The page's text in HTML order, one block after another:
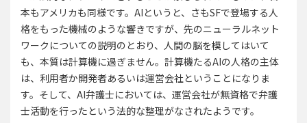
本もアメリカも同様です。AIというと、さもSFで登場する人
格をもった機械のような響きですが、先のニューラルネット
ワークについての説明のとおり、人間の脳を模してはいて
も、本質は計算機に過ぎません。計算機たるAIの人格の主体
は、利用者か開発者あるいは運営会社ということになりま
す。そして、AI弁護士においては、運営会社が無資格で弁護
士活動を行ったという法的な整理がなされたようです。